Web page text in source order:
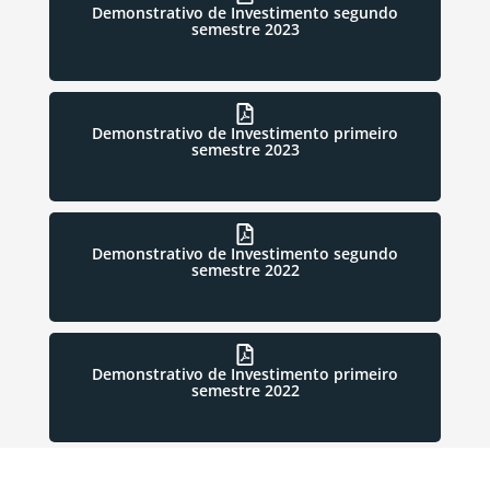
Demonstrativo de Investimento segundo
semestre 2023
Demonstrativo de Investimento primeiro
semestre 2023
Demonstrativo de Investimento segundo
semestre 2022
Demonstrativo de Investimento primeiro
semestre 2022